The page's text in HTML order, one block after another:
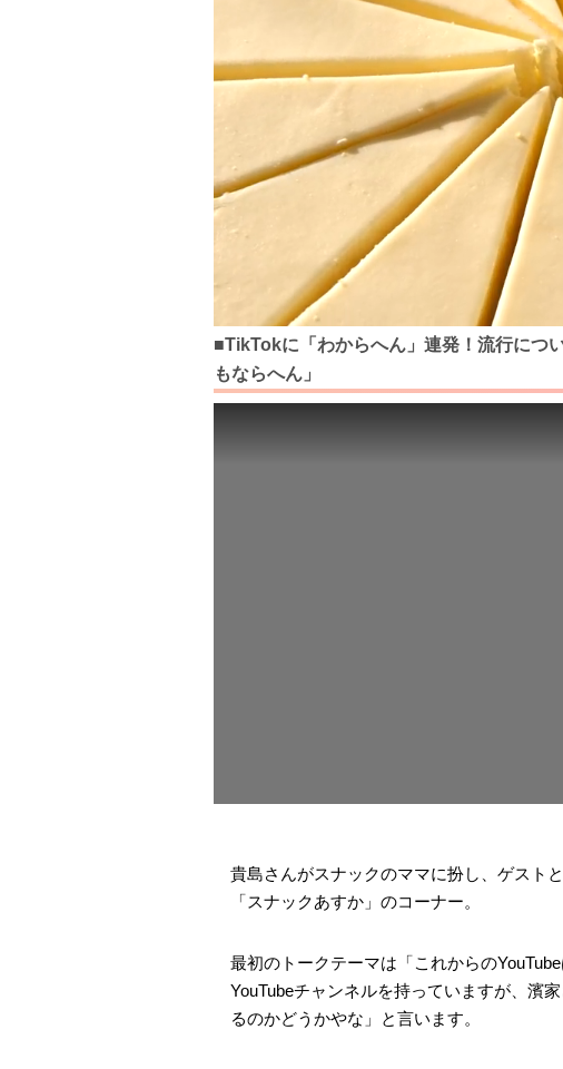
■TikTokに「わからへん」連発！流行につ
もならへん」
貴島さんがスナックのママに扮し、ゲスト
「スナックあすか」のコーナー。
最初のトークテーマは「これからの
YouTubeチャンネルを持っていますが、濱
るのかどうかやな」と言います。